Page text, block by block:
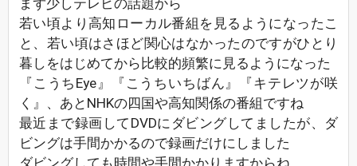
まず少しテレビの話題から
若い頃より高知ローカル番組を見るようになったこ
と、若い頃はさほど関心はなかったのですがひとり
暮しをはじめてから比較的頻繁に見るようになった
『こうちEye』『こうちいちばん』『キテレツが咲
く』、あとNHKの四国や高知関係の番組ですね
最近まで録画してDVDにダビングしてましたが、ダ
ビングは手間かかるので録画だけにしました
ダビングしても時間や手間かかりますからね